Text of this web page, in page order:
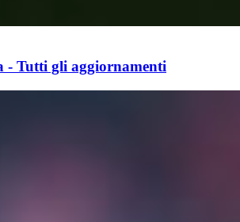
- Tutti gli aggiornamenti